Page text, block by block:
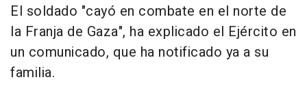
El soldado "cayó en combate en el norte de
la Franja de Gaza", ha explicado el Ejército en
un comunicado, que ha notificado ya a su
familia.